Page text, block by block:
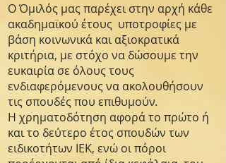
Ο Όμιλός μας παρέχει στην αρχή κάθε
ακαδημαϊκού έτους υποτροφίες με
βάση κοινωνικά και αξιοκρατικά
κριτήρια, με στόχο να δώσουμε την
ευκαιρία σε όλους τους
ενδιαφερόμενους να ακολουθήσουν
τις σπουδές που επιθυμούν.
Η χρηματοδότηση αφορά το πρώτο ή
και το δεύτερο έτος σπουδών των
ειδικοτήτων ΙΕΚ, ενώ οι πόροι